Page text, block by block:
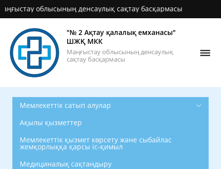
облысының денсаулық сақтау басқармасы
"№ 2 Ақтау қалалық емханасы"
ШЖҚ МКК
Маңғыстау облысының денсаулық
сақтау басқармасы
Мемлекеттік сатып алулар
Ақылы қызметтер
Мемлекеттік қызмет көрсету және сыбайлас
жемқорлыққа қарсы іс-қимыл
Медициналық сақтандыру